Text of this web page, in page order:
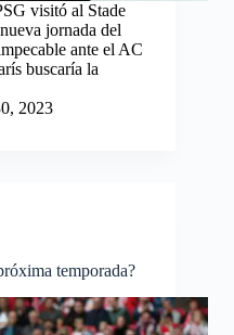
visitó al Stade
jornada del
ante el AC
buscaría la
2023
temporada?